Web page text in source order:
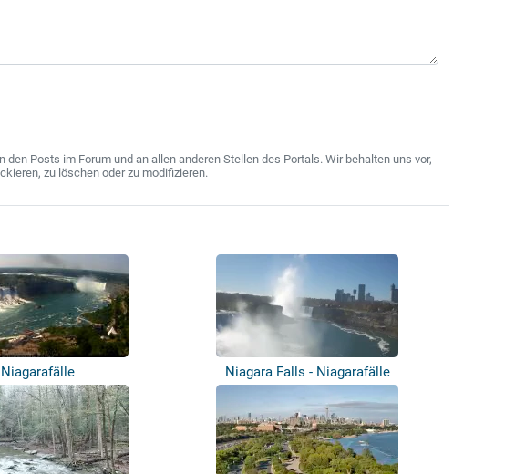
Posts im Forum und an allen anderen Stellen des Portals. Wir behalten uns vor,
zu löschen oder zu modifizieren.
Niagarafälle Niagara Falls - Niagarafälle